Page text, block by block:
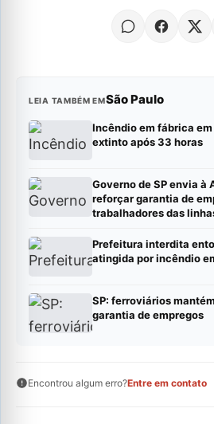
LEIA TAMBÉM EMSão Paulo
Incêndio em fábrica
extinto após 33 horas
Governo de SP envia à
reforçar garantia de
trabalhadores das
Prefeitura interdita
atingida por incêndio
SP: ferroviários
garantia de empregos
Encontrou algum erro?Entre em contato